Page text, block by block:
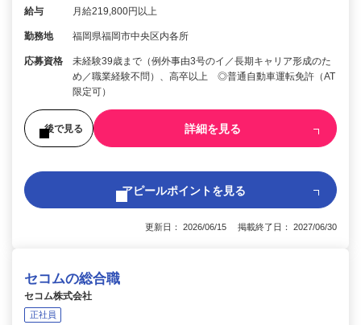
給与 月給219,800円以上
勤務地 福岡県福岡市中央区内各所
応募資格
未経験39歳まで（例外事由3号のイ／長期キャリア形成のた
め／職業経験不問）、高卒以上 ◎普通自動車運転免許（AT
限定可）
後で見る 詳細を見る
アピールポイントを見る
更新日： 2026/06/15 掲載終了日： 2027/06/30
セコムの総合職
セコム株式会社
正社員